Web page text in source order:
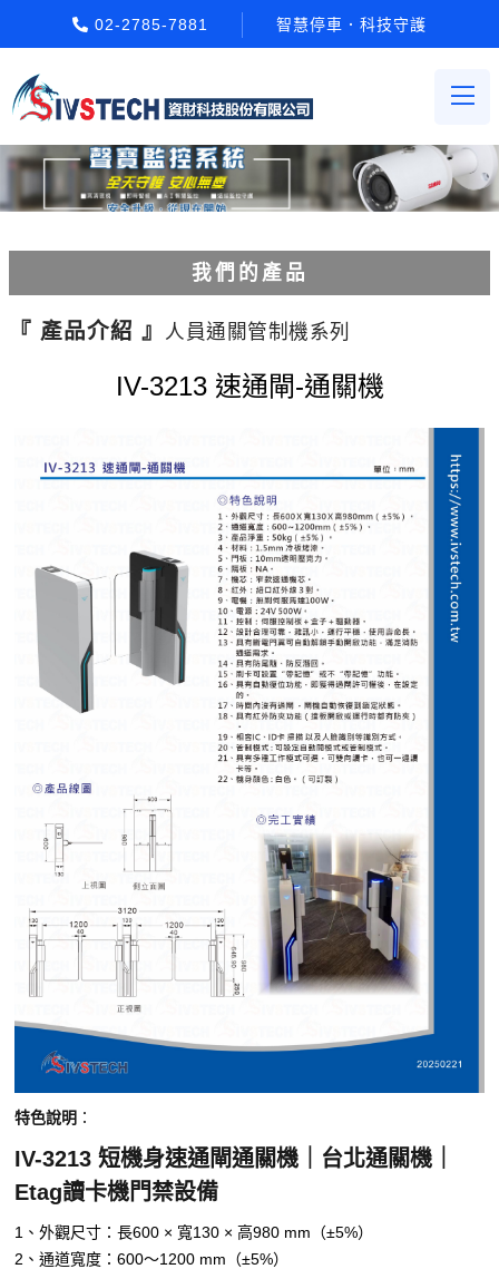
02-2785-7881 智慧停車．科技守護
我們的產品
電動柵欄機系列
Etag長距離讀卡機系列
人員通關管制機系列
停車場周邊系列
車輪檔防撞條系列
監控系統系列
影視對講整合系統系列
數位看板系列
『 產品介紹 』 人員通關管制機系列
IV-3213 速通閘-通關機
特色說明 ：
IV-3213 短機身速通閘通關機｜台北通關機｜
Etag讀卡機門禁設備
1、外觀尺寸：長600 × 寬130 × 高980 mm（±5%）
2、通道寬度：600～1200 mm（±5%）